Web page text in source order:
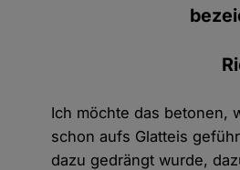
Ich möchte das betonen,
schon aufs Glatteis
dazu gedrängt wurde,